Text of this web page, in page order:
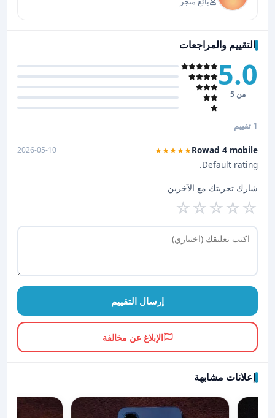
التقييم والمراجعات
5.0
من 5
1 تقييم
Rowad 4 mobile
★★★★★
2026-05-10
Default rating.
شارك تجربتك مع الآخرين
☆
☆
☆
☆
☆
إرسال التقييم
الإبلاغ عن مخالفة
إعلانات مشابهة